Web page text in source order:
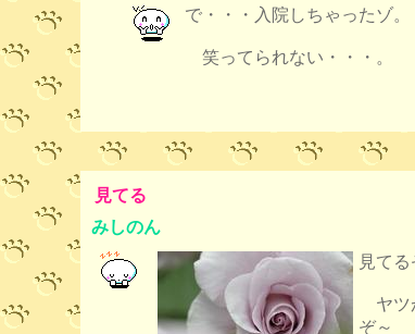
で・・・入院しちゃったゾ。
笑ってられない・・・。
見てる
みしのん
見てる
ヤツ
ぞ～